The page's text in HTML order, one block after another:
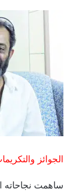
الجوائز
ساهمت نجاحاته